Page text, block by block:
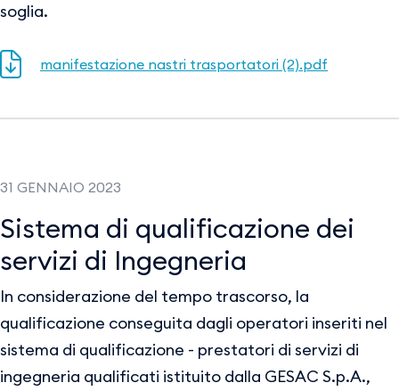
soglia.
manifestazione nastri trasportatori (2).pdf
31 GENNAIO 2023
Sistema di qualificazione dei
servizi di Ingegneria
In considerazione del tempo trascorso, la
qualificazione conseguita dagli operatori inseriti nel
sistema di qualificazione - prestatori di servizi di
ingegneria qualificati istituito dalla GESAC S.p.A.,